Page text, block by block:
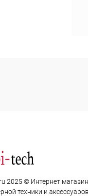
2025 © Интернет магазин
техники и аксессуаров.